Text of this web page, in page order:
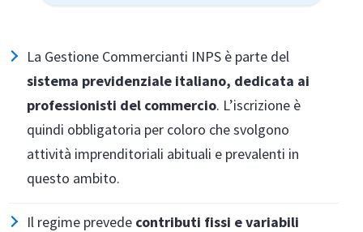
La Gestione Commercianti INPS è parte del
sistema previdenziale italiano, dedicata ai
professionisti del commercio. L’iscrizione è
quindi obbligatoria per coloro che svolgono
attività imprenditoriali abituali e prevalenti in
questo ambito.
Il regime prevede contributi fissi e variabili